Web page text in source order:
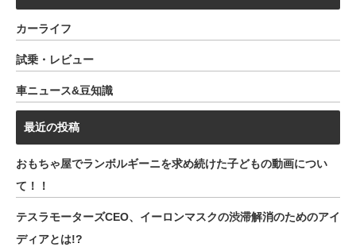
カーライフ
試乗・レビュー
車ニュース&豆知識
最近の投稿
おもちゃ屋でランボルギーニを求め続けた子どもの動画につい
て！！
テスラモーターズCEO、イーロンマスクの渋滞解消のためのアイ
ディアとは!?